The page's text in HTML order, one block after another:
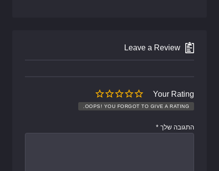
Leave a Review
Your Rating
OOPS! YOU FORGOT TO GIVE A RATING.
התגובה שלך *